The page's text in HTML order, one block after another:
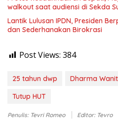
walkout saat audiensi di Sekda
Lantik Lulusan IPDN, Presiden
dan Sederhanakan Birokrasi
Post Views: 384
25 tahun dwp
Dharma
Tutup HUT
Penulis: Tevri Romeo Editor: Tevro